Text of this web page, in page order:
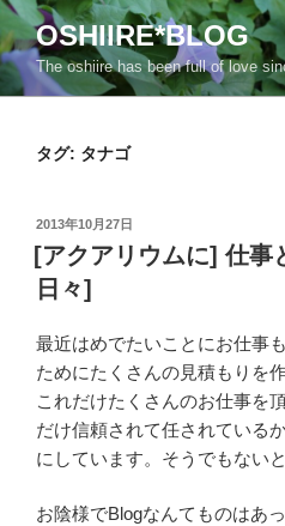
コ
ン
テ
ン
OSHIIRE*BLOG
The oshiire has been full of love
タグ: タナゴ
投
稿
日:
2013年10月27日
[アクアリウムに] 仕事
日々]
最近はめでたいことにお仕事
ためにたくさんの見積もりを
これだけたくさんのお仕事を
だけ信頼されて任されている
にしています。そうでもない
お陰様でBlogなんてものはあ